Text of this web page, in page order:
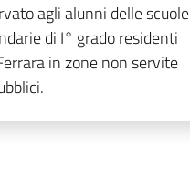
agli alunni delle scuole
di I° grado residenti
in zone non servite